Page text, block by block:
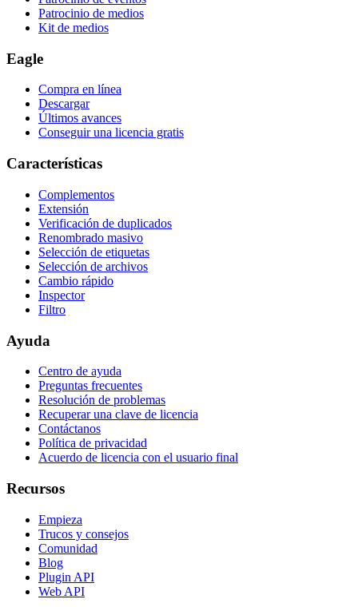
Patrocinio de medios
Kit de medios
Eagle
Compra en línea
Descargar
Últimos avances
Conseguir una licencia gratis
Características
Complementos
Extensión
Verificación de duplicados
Renombrado masivo
Selección de etiquetas
Selección de archivos
Cambio rápido
Inspector
Filtro
Ayuda
Centro de ayuda
Preguntas frecuentes
Resolución de problemas
Recuperar una clave de licencia
Contáctanos
Política de privacidad
Acuerdo de licencia con el usuario final
Recursos
Empieza
Trucos y consejos
Comunidad
Blog
Plugin API
Web API